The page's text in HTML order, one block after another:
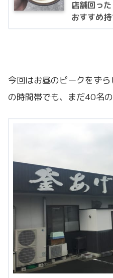
店舗回っ
おすすめ
今回はお昼のピークをず
の時間帯でも、まだ40名